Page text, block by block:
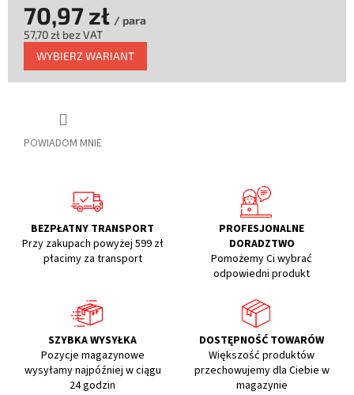
POWIADOM MNIE
70,97 zł / para
57,70 zł bez VAT
Cena
jednostkowa:
WYBIERZ WARIANT
BEZPŁATNY TRANSPORT
Przy zakupach powyżej 599 zł
płacimy za transport
PROFESJONALNE
DORADZTWO
Pomożemy Ci wybrać
odpowiedni produkt
SZYBKA WYSYŁKA
Pozycje magazynowe
wysyłamy najpóźniej w ciągu
24 godzin
DOSTĘPNOŚĆ TOWARÓW
Większość produktów
przechowujemy dla Ciebie w
magazynie